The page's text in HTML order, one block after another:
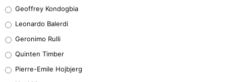
38%
32%
5%
Geoffrey Kondogbia
Leonardo Balerdi
Geronimo Rulli
Quinten Timber
Pierre-Emile Hojbjerg